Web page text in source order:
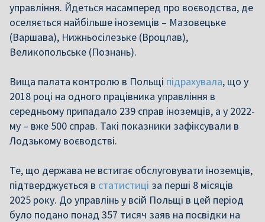
управління. Йдеться насамперед про воєводства, де
оселяється найбільше іноземців – Мазовецьке
(Варшава), Нижньосілезьке (Вроцлав),
Великопольське (Познань).
Вища палата контролю в Польщі підрахувала, що у
2018 році на одного працівника управління в
середньому припадало 239 справ іноземців, а у 2022-
му – вже 500 справ. Такі показники зафіксували в
Лодзькому воєводстві.
Те, що держава не встигає обслуговувати іноземців,
підтверджується в статистиці за перші 8 місяців
2025 року. До управлінь у всій Польщі в цей період
було подано понад 357 тисяч заяв на посвідки на